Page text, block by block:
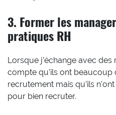
3. Former les
pratiques RH
Lorsque j’échange avec
compte qu’ils ont beaucoup
recrutement mais qu’ils
pour bien recruter.